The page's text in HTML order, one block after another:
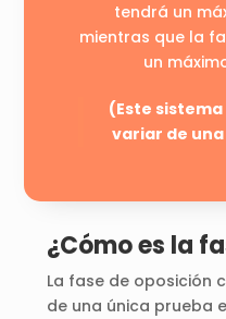
tendrá un
mientras que la
un
(Este
variar de
¿Cómo es la
La fase de oposición
de una única prueba